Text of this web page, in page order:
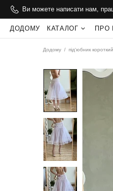
Ви можете написати нам,
ДОДОМУ КАТАЛОГ ПРО
Додому під'юбник короткий